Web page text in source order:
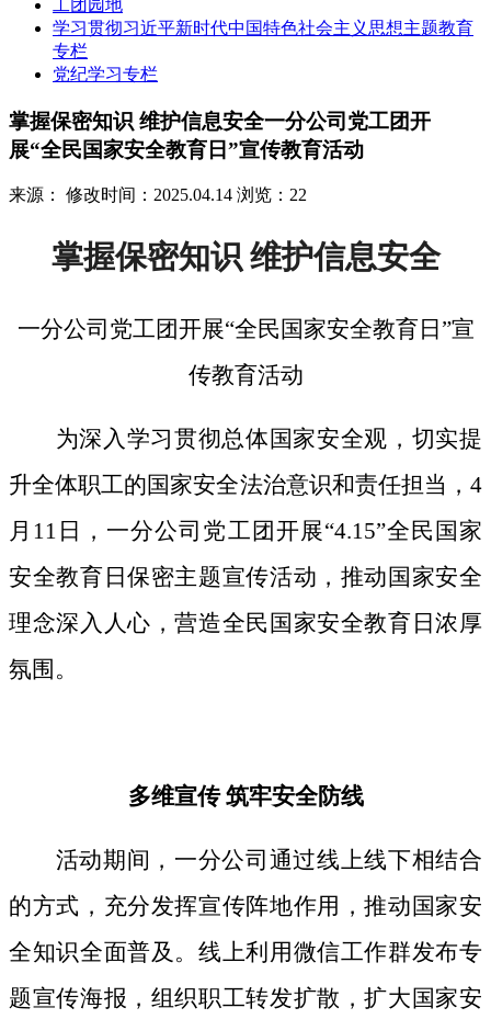
工团园地
学习贯彻习近平新时代中国特色社会主义思想主题教育
专栏
党纪学习专栏
掌握保密知识 维护信息安全一分公司党工团开
展“全民国家安全教育日”宣传教育活动
来源： 修改时间：2025.04.14 浏览：22
掌握保密知识 维护信息安全
一分公司党工团开展“全民国家安全教育日”宣
传教育活动
为深入学习贯彻总体国家安全观，切实提
升全体职工的国家安全法治意识和责任担当， 4
月11日，一分公司党工团开展“4.15”全民国家
安全教育日保密主题宣传活动，推动国家安全
理念深入人心，营造全民国家安全教育日浓厚
氛围。
多维宣传筑牢安全防线
活动期间， 一分公司通过线上线下相结合
的方式， 充分发挥宣传阵地作用，推动国家安
全知识全面普及。线上利用微信工作群发布专
题宣传海报，组织职工转发扩散，扩大国家安